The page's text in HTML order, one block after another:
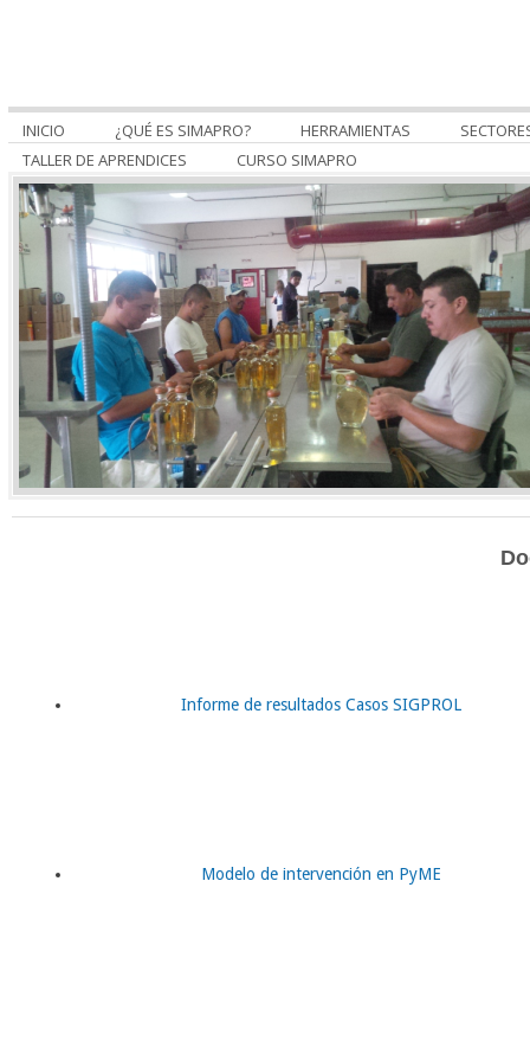
INICIO ¿QUÉ ES SIMAPRO? HERRAMIENTAS
TALLER DE APRENDICES
CURSO SIMAPRO
Informe de resultados Casos SIGPROL
Modelo de intervención en PyME